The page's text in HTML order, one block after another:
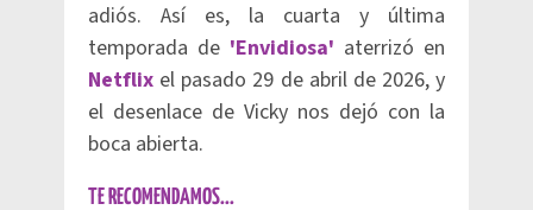
adiós. Así es, la cuarta y última
temporada de 'Envidiosa' aterrizó en
Netflix el pasado 29 de abril de 2026, y
el desenlace de Vicky nos dejó con la
boca abierta.
TE RECOMENDAMOS...